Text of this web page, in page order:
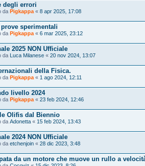
degli errori
da Pigkappa « 8 apr 2025, 17:08
sperimentali
da Pigkappa « 6 mar 2025, 23:12
2025 NON Ufficiale
da Luca Milanese « 20 nov 2024, 13:07
della Fisica.
da Pigkappa « 1 ago 2024, 12:11
livello 2024
da Pigkappa « 23 feb 2024, 12:46
Olifis dal Biennio
da Adonetta « 15 feb 2024, 13:43
2024 NON Ufficiale
da etchenjoin « 28 dic 2023, 3:48
da un motore che muove un rullo a